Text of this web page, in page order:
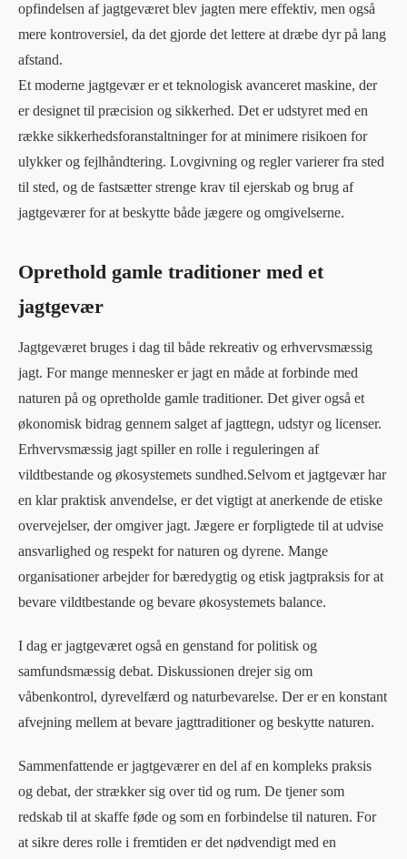
opfindelsen af ​​jagtgeværet blev jagten mere effektiv, men også
mere kontroversiel, da det gjorde det lettere at dræbe dyr på lang
afstand.
Et moderne jagtgevær er et teknologisk avanceret maskine, der
er designet til præcision og sikkerhed. Det er udstyret med en
række sikkerhedsforanstaltninger for at minimere risikoen for
ulykker og fejlhåndtering. Lovgivning og regler varierer fra sted
til sted, og de fastsætter strenge krav til ejerskab og brug af
jagtgeværer for at beskytte både jægere og omgivelserne.
Oprethold gamle traditioner med et
jagtgevær
Jagtgeværet bruges i dag til både rekreativ og erhvervsmæssig
jagt. For mange mennesker er jagt en måde at forbinde med
naturen på og opretholde gamle traditioner. Det giver også et
økonomisk bidrag gennem salget af jagttegn, udstyr og licenser.
Erhvervsmæssig jagt spiller en rolle i reguleringen af ​​
vildtbestande og økosystemets sundhed.Selvom et jagtgevær har
en klar praktisk anvendelse, er det vigtigt at anerkende de etiske
overvejelser, der omgiver jagt. Jægere er forpligtede til at udvise
ansvarlighed og respekt for naturen og dyrene. Mange
organisationer arbejder for bæredygtig og etisk jagtpraksis for at
bevare vildtbestande og bevare økosystemets balance.
I dag er jagtgeværet også en genstand for politisk og
samfundsmæssig debat. Diskussionen drejer sig om
våbenkontrol, dyrevelfærd og naturbevarelse. Der er en konstant
afvejning mellem at bevare jagttraditioner og beskytte naturen.
Sammenfattende er jagtgeværer en del af en kompleks praksis
og debat, der strækker sig over tid og rum. De tjener som
redskab til at skaffe føde og som en forbindelse til naturen. For
at sikre deres rolle i fremtiden er det nødvendigt med en